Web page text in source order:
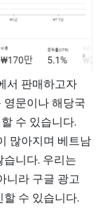
서 판매하고자
문이나 해당국
수 있습니다.
많아지며 베트남
니다. 우리는
니라 구글 광고
수 있습니다.